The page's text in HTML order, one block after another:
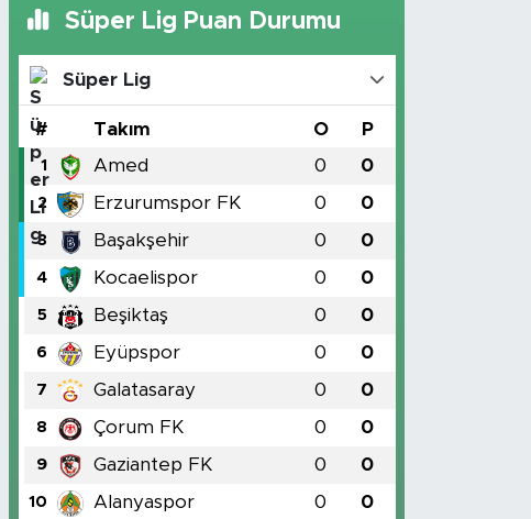
Süper Lig Puan Durumu
Süper Lig
# Takım O P
1 Amed 0 0
2 Erzurumspor FK 0 0
3 Başakşehir 0 0
4 Kocaelispor 0 0
5 Beşiktaş 0 0
6 Eyüpspor 0 0
7 Galatasaray 0 0
8 Çorum FK 0 0
9 Gaziantep FK 0 0
10 Alanyaspor 0 0